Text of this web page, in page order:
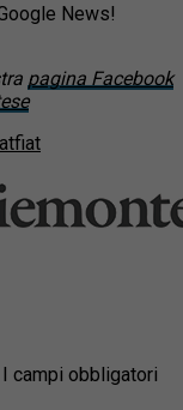
News!
pagina Facebook
fiat
I campi obbligatori